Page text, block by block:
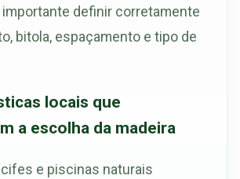
importante definir corretamente
bitola, espaçamento e tipo de
locais que
a escolha da madeira
e piscinas naturais